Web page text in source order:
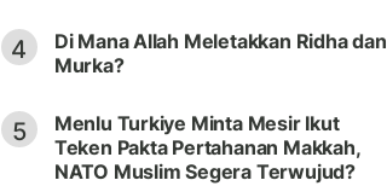
4
Di Mana Allah Meletakkan Ridha dan
Murka?
5
Menlu Turkiye Minta Mesir Ikut
Teken Pakta Pertahanan Makkah,
NATO Muslim Segera Terwujud?